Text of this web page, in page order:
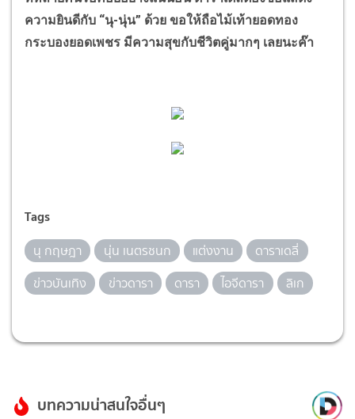
ความยินดีกับ “นุ-นุ่น” ด้วย ขอให้ถือไม้เท้ายอดทอง
กระบองยอดเพชร มีความสุขกับชีวิตคู่มากๆ เลยนะค๊า
Tags
นุ กฤษฎา นุ่น เนตรชนก แต่งงาน
ดาราเดลี่
ข่าวบันเทิง
ข่าวดารา ดารา ไอจีดารา ลิเก
บทความน่าสนใจอื่นๆ